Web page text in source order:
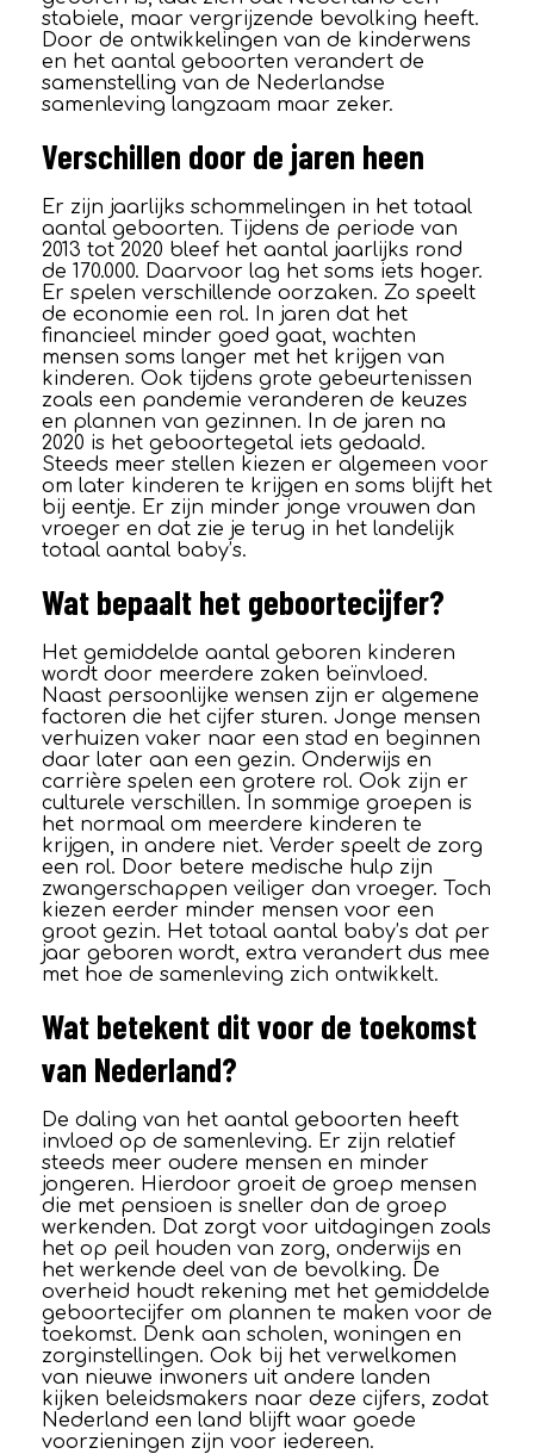
stabiele, maar vergrijzende bevolking heeft.
Door de ontwikkelingen van de kinderwens
en het aantal geboorten verandert de
samenstelling van de Nederlandse
samenleving langzaam maar zeker.
Verschillen door de jaren heen
Er zijn jaarlijks schommelingen in het totaal
aantal geboorten. Tijdens de periode van
2013 tot 2020 bleef het aantal jaarlijks rond
de 170.000. Daarvoor lag het soms iets hoger.
Er spelen verschillende oorzaken. Zo speelt
de economie een rol. In jaren dat het
financieel minder goed gaat, wachten
mensen soms langer met het krijgen van
kinderen. Ook tijdens grote gebeurtenissen
zoals een pandemie veranderen de keuzes
en plannen van gezinnen. In de jaren na
2020 is het geboortegetal iets gedaald.
Steeds meer stellen kiezen er algemeen voor
om later kinderen te krijgen en soms blijft het
bij eentje. Er zijn minder jonge vrouwen dan
vroeger en dat zie je terug in het landelijk
totaal aantal baby’s.
Wat bepaalt het geboortecijfer?
Het gemiddelde aantal geboren kinderen
wordt door meerdere zaken beïnvloed.
Naast persoonlijke wensen zijn er algemene
factoren die het cijfer sturen. Jonge mensen
verhuizen vaker naar een stad en beginnen
daar later aan een gezin. Onderwijs en
carrière spelen een grotere rol. Ook zijn er
culturele verschillen. In sommige groepen is
het normaal om meerdere kinderen te
krijgen, in andere niet. Verder speelt de zorg
een rol. Door betere medische hulp zijn
zwangerschappen veiliger dan vroeger. Toch
kiezen eerder minder mensen voor een
groot gezin. Het totaal aantal baby’s dat per
jaar geboren wordt, extra verandert dus mee
met hoe de samenleving zich ontwikkelt.
Wat betekent dit voor de toekomst
van Nederland?
De daling van het aantal geboorten heeft
invloed op de samenleving. Er zijn relatief
steeds meer oudere mensen en minder
jongeren. Hierdoor groeit de groep mensen
die met pensioen is sneller dan de groep
werkenden. Dat zorgt voor uitdagingen zoals
het op peil houden van zorg, onderwijs en
het werkende deel van de bevolking. De
overheid houdt rekening met het gemiddelde
geboortecijfer om plannen te maken voor de
toekomst. Denk aan scholen, woningen en
zorginstellingen. Ook bij het verwelkomen
van nieuwe inwoners uit andere landen
kijken beleidsmakers naar deze cijfers, zodat
Nederland een land blijft waar goede
voorzieningen zijn voor iedereen.